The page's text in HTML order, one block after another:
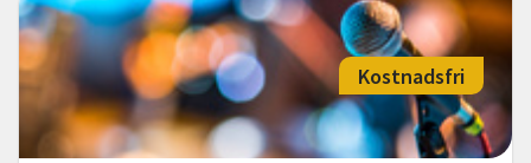
Kostnadsfri